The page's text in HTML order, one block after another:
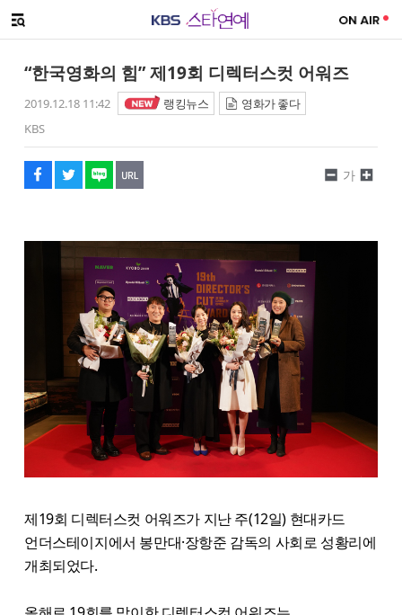
메뉴 열기
“한국영화의 힘” 제19회 디렉터스컷 어워즈
2019.12.18 11:42 랭킹뉴스
영화가 좋다
KBS
페이스북
트위터
네이버
URL복사
글씨 작게보기
가
글씨 크게보기
제19회 디렉터스컷 어워즈가 지난 주(12일) 현대카드
언더스테이지에서 봉만대·장항준 감독의 사회로 성황리에
개최되었다.
해시태그